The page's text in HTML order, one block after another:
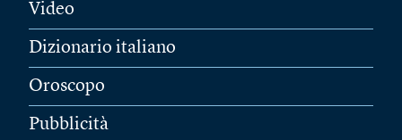
Video
Dizionario italiano
Oroscopo
Pubblicità